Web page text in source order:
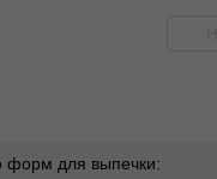
форм для выпечки: